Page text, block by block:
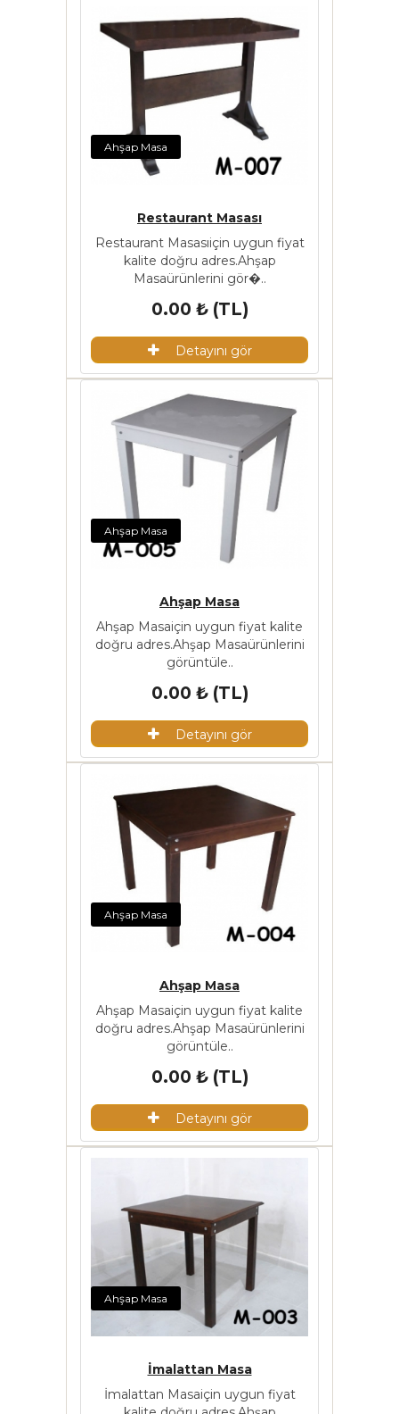
Ahşap Masa
Restaurant Masası
Restaurant Masasıiçin uygun fiyat
kalite doğru adres.Ahşap
Masaürünlerini gör�..
0.00 ₺ (TL)
Detayını gör
Ahşap Masa
Ahşap Masa
Ahşap Masaiçin uygun fiyat kalite
doğru adres.Ahşap Masaürünlerini
görüntüle..
0.00 ₺ (TL)
Detayını gör
Ahşap Masa
Ahşap Masa
Ahşap Masaiçin uygun fiyat kalite
doğru adres.Ahşap Masaürünlerini
görüntüle..
0.00 ₺ (TL)
Detayını gör
Ahşap Masa
İmalattan Masa
İmalattan Masaiçin uygun fiyat